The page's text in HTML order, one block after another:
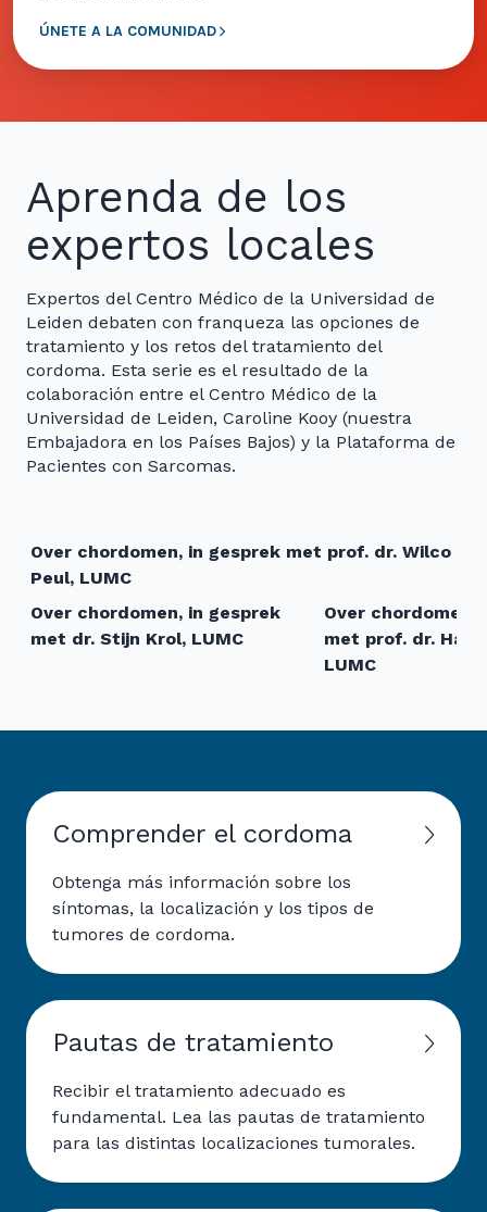
ÚNETE A LA COMUNIDAD
Aprenda de los
expertos locales
Expertos del Centro Médico de la Universidad de
Leiden debaten con franqueza las opciones de
tratamiento y los retos del tratamiento del
cordoma. Esta serie es el resultado de la
colaboración entre el Centro Médico de la
Universidad de Leiden, Caroline Kooy (nuestra
Embajadora en los Países Bajos) y la Plataforma de
Pacientes con Sarcomas.
Over chordomen, in gesprek met prof. dr. Wilco
Peul, LUMC
Over chordomen, in gesprek
met dr. Stijn Krol, LUMC
Over chordomen,
met prof. dr.
LUMC
Comprender el cordoma
Obtenga más información sobre los
síntomas, la localización y los tipos de
tumores de cordoma.
Pautas de tratamiento
Recibir el tratamiento adecuado es
fundamental. Lea las pautas de tratamiento
para las distintas localizaciones tumorales.